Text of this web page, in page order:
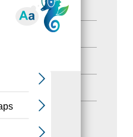
Tourisme &